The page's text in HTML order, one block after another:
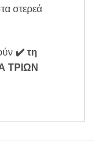
στερεά
✔️ τη
ΤΡΙΩΝ